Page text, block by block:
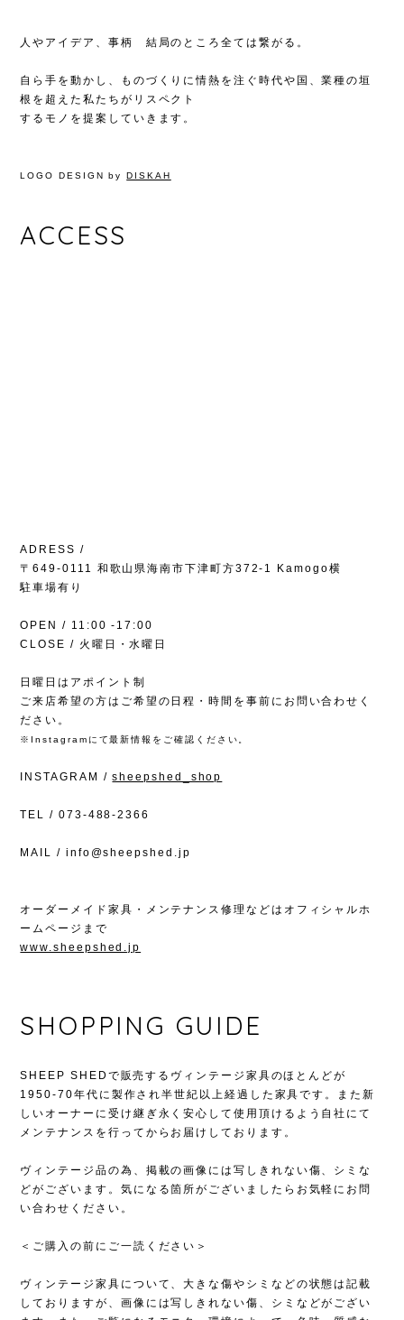
人やアイデア、事柄 結局のところ全ては繋がる。
自ら手を動かし、ものづくりに情熱を注ぐ時代や国、業種の垣
根を超えた私たちがリスペクト
するモノを提案していきます。
LOGO DESIGN byDISKAH
ACCESS
ADRESS /
〒649-0111 和歌山県海南市下津町方372-1 Kamogo横
駐車場有り
OPEN / 11:00 -17:00
CLOSE / 火曜日・水曜日
日曜日はアポイント制
ご来店希望の方はご希望の日程・時間を事前にお問い合わせく
ださい。
※Instagramにて最新情報をご確認ください。
INSTAGRAM /sheepshed_shop
TEL / 073-488-2366
MAIL / info@sheepshed.jp
オーダーメイド家具・メンテナンス修理などはオフィシャルホ
ームページまで
www.sheepshed.jp
SHOPPING GUIDE
SHEEP SHEDで販売するヴィンテージ家具のほとんどが
1950-70年代に製作され半世紀以上経過した家具です。また新
しいオーナーに受け継ぎ永く安心して使用頂けるよう自社にて
メンテナンスを行ってからお届けしております。
ヴィンテージ品の為、掲載の画像には写しきれない傷、シミな
どがございます。気になる箇所がございましたらお気軽にお問
い合わせください。
＜ご購入の前にご一読ください＞
ヴィンテージ家具について、大きな傷やシミなどの状態は記載
しておりますが、画像には写しきれない傷、シミなどがござい